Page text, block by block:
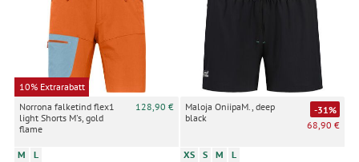
10% Extrarabatt
Norrona falketind flex1
light Shorts M's, gold
flame
128,90 €
M L
Maloja OniipaM., deep
black
-31%
68,90 €
XS S M L